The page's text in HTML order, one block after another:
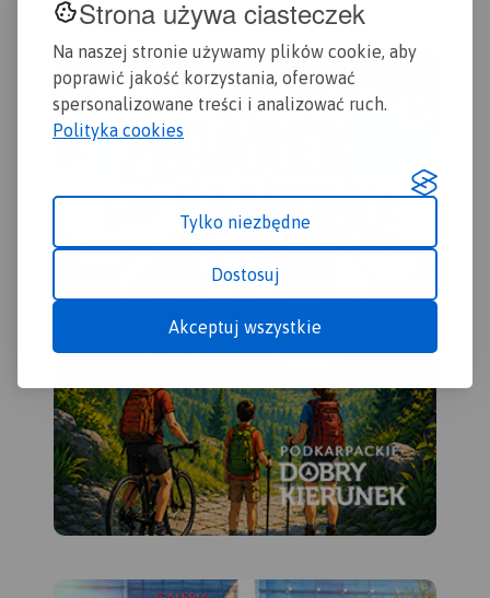
Strona używa ciasteczek
Na naszej stronie używamy plików cookie, aby
poprawić jakość korzystania, oferować
spersonalizowane treści i analizować ruch.
Polityka cookies
Tylko niezbędne
Dostosuj
Akceptuj wszystkie
Rumię, Gdynię, Sopot aż do
wszystkie informacje
przydatne turyście. Podano
aktualne przebiegi szlaków
pieszych, rowerowych,
kilometrażem.
latarni morskich.